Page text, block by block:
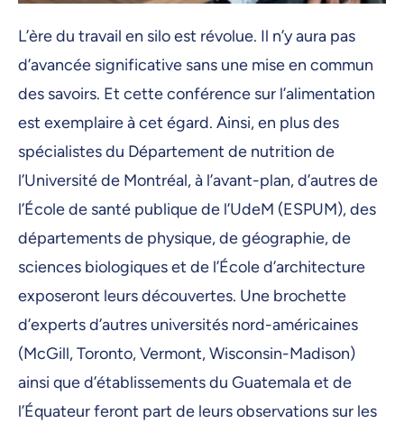
L’ère du travail en silo est révolue. Il n’y aura pas
d’avancée significative sans une mise en commun
des savoirs. Et cette conférence sur l’alimentation
est exemplaire à cet égard. Ainsi, en plus des
spécialistes du Département de nutrition de
l’Université de Montréal, à l’avant-plan, d’autres de
l’École de santé publique de l’UdeM (ESPUM), des
départements de physique, de géographie, de
sciences biologiques et de l’École d’architecture
exposeront leurs découvertes. Une brochette
d’experts d’autres universités nord-américaines
(McGill, Toronto, Vermont, Wisconsin-Madison)
ainsi que d’établissements du Guatemala et de
l’Équateur feront part de leurs observations sur les